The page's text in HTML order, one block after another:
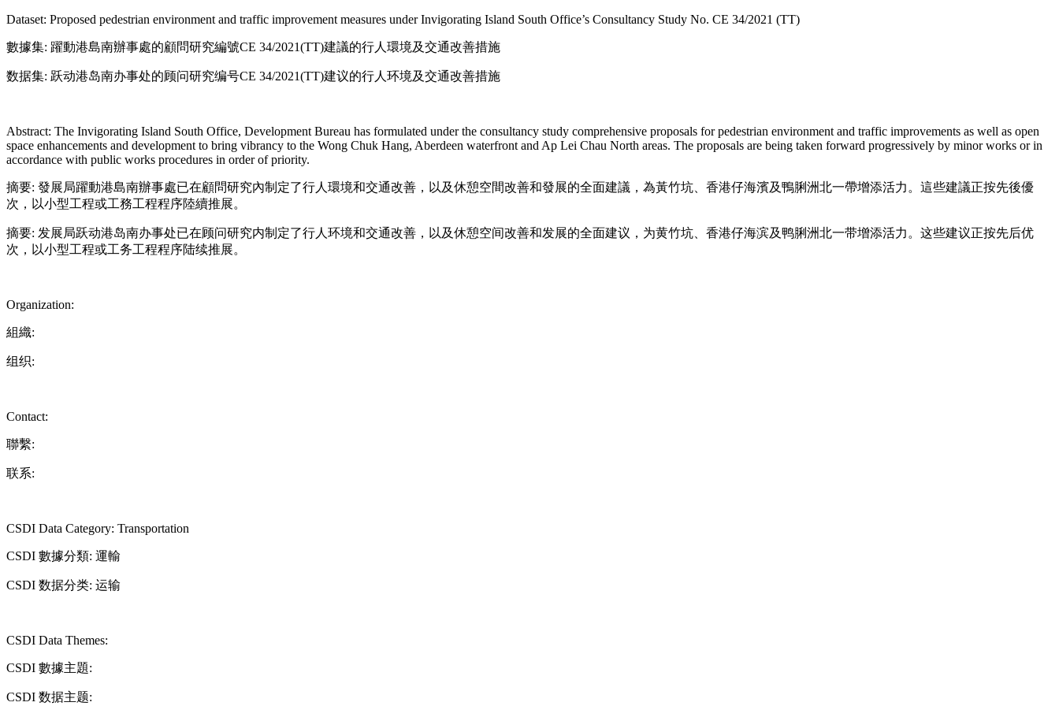
Dataset: Proposed pedestrian environment and traffic improvement measures under Invigorating Island South Office’s Consultancy Study No. CE 34/2021 (TT)
數據集: 躍動港島南辦事處的顧問研究編號CE 34/2021(TT)建議的行人環境及交通改善措施
数据集: 跃动港岛南办事处的顾问研究编号CE 34/2021(TT)建议的行人环境及交通改善措施
Abstract: The Invigorating Island South Office, Development Bureau has formulated under the consultancy study comprehensive proposals for pedestrian environment and traffic improvements as well as open
space enhancements and development to bring vibrancy to the Wong Chuk Hang, Aberdeen waterfront and Ap Lei Chau North areas. The proposals are being taken forward progressively by minor works or in
accordance with public works procedures in order of priority.
摘要: 發展局躍動港島南辦事處已在顧問研究內制定了行人環境和交通改善，以及休憩空間改善和發展的全面建議，為黃竹坑、香港仔海濱及鴨脷洲北一帶增添活力。這些建議正按先後優
次，以小型工程或工務工程程序陸續推展。
摘要: 发展局跃动港岛南办事处已在顾问研究内制定了行人环境和交通改善，以及休憩空间改善和发展的全面建议，为黄竹坑、香港仔海滨及鸭脷洲北一带增添活力。这些建议正按先后优
次，以小型工程或工务工程程序陆续推展。
Organization:
組織:
组织:
Contact:
聯繫:
联系:
CSDI Data Category: Transportation
CSDI 數據分類: 運輸
CSDI 数据分类: 运输
CSDI Data Themes:
CSDI 數據主題:
CSDI 数据主题: